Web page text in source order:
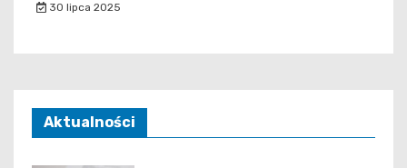
30 lipca 2025
Aktualności